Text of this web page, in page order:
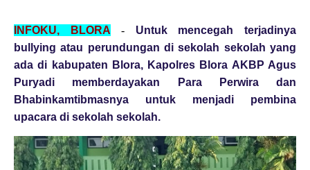
INFOKU, BLORA - Untuk mencegah terjadinya
bullying atau perundungan di sekolah sekolah yang
ada di kabupaten Blora, Kapolres Blora AKBP Agus
Puryadi memberdayakan Para Perwira dan
Bhabinkamtibmasnya untuk menjadi pembina
upacara di sekolah sekolah.